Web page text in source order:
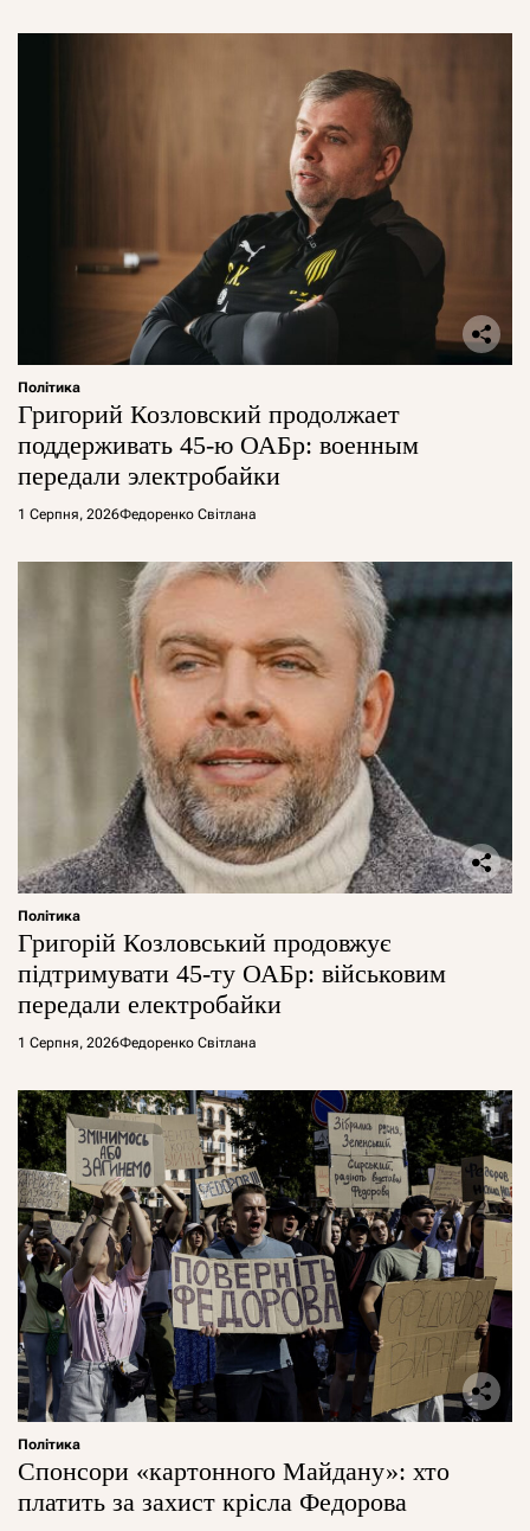
Політика
Григорий Козловский продолжает
поддерживать 45-ю ОАБр: военным
передали электробайки
1 Серпня, 2026Федоренко Світлана
Політика
Григорій Козловський продовжує
підтримувати 45-ту ОАБр: військовим
передали електробайки
1 Серпня, 2026Федоренко Світлана
Політика
Спонсори «картонного Майдану»: хто
платить за захист крісла Федорова